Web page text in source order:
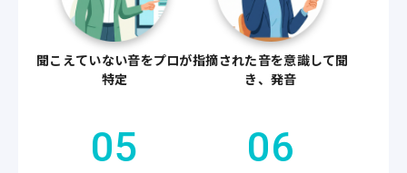
聞こえていない音をプロが
特定
指摘された音を意識して聞
き、発音
05 06